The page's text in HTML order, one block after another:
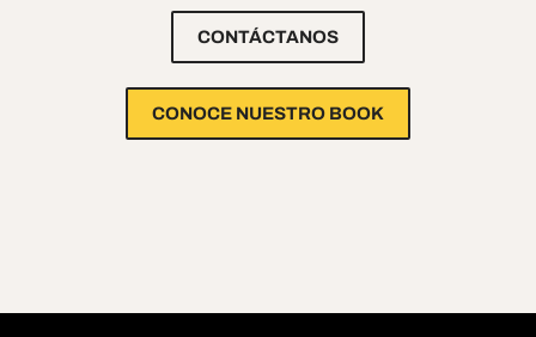
CONTÁCTANOS
CONOCE NUESTRO BOOK